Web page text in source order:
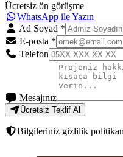
Ücretsiz ön görüşme
WhatsApp ile Yazın
Ad Soyad *
E-posta *
Telefon
Mesajınız
Ücretsiz Teklif Al
Bilgileriniz gizlilik